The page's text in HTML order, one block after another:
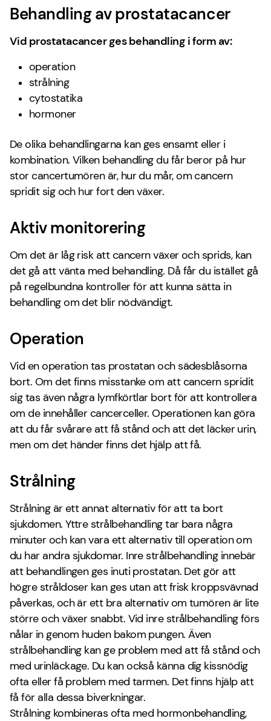
Behandling av prostatacancer
Vid prostatacancer ges behandling i form av:
operation
strålning
cytostatika
hormoner
De olika behandlingarna kan ges ensamt eller i
kombination. Vilken behandling du får beror på hur
stor cancertumören är, hur du mår, om cancern
spridit sig och hur fort den växer.
Aktiv monitorering
Om det är låg risk att cancern växer och sprids, kan
det gå att vänta med behandling. Då får du istället gå
på regelbundna kontroller för att kunna sätta in
behandling om det blir nödvändigt.
Operation
Vid en operation tas prostatan och sädesblåsorna
bort. Om det finns misstanke om att cancern spridit
sig tas även några lymfkörtlar bort för att kontrollera
om de innehåller cancerceller. Operationen kan göra
att du får svårare att få stånd och att det läcker urin,
men om det händer finns det hjälp att få.
Strålning
Strålning är ett annat alternativ för att ta bort
sjukdomen. Yttre strålbehandling tar bara några
minuter och kan vara ett alternativ till operation om
du har andra sjukdomar. Inre strålbehandling innebär
att behandlingen ges inuti prostatan. Det gör att
högre stråldoser kan ges utan att frisk kroppsvävnad
påverkas, och är ett bra alternativ om tumören är lite
större och växer snabbt. Vid inre strålbehandling förs
nålar in genom huden bakom pungen. Även
strålbehandling kan ge problem med att få stånd och
med urinläckage. Du kan också känna dig kissnödig
ofta eller få problem med tarmen. Det finns hjälp att
få för alla dessa biverkningar.
Strålning kombineras ofta med hormonbehandling,